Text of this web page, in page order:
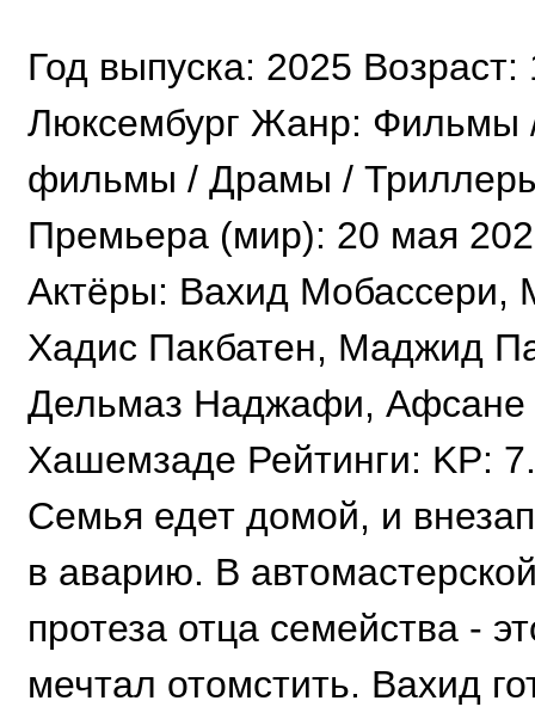
Год выпуска: 2025
Люксембург Жанр:
фильмы / Драмы /
Премьера (мир): 20 мая
Актёры: Вахид
Хадис Пакбатен, Маджид
Дельмаз Наджафи,
Хашемзаде Рейтинги: KP:
Семья едет домой, и
в аварию. В
протеза отца семейства -
мечтал отомстить. Вахид